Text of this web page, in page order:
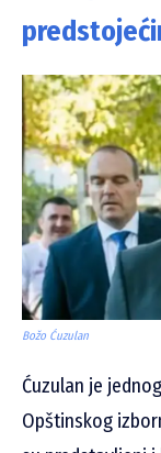
Božo Ćuzulan
Ćuzulan je
Opštinskog